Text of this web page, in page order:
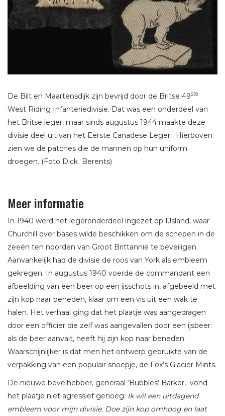
De Bilt en Maartensdijk zijn bevrijd door de Britse 49ste
West Riding Infanteriedivisie. Dat was een onderdeel van
het Britse leger, maar sinds augustus 1944 maakte deze
divisie deel uit van het Eerste Canadese Leger. Hierboven
zien we de patches die de mannen op hun uniform
droegen. (Foto Dick Berents)
Meer informatie
In 1940 werd het legeronderdeel ingezet op IJsland, waar
Churchill over bases wilde beschikken om de schepen in de
zeeën ten noorden van Groot Brittannië te beveiligen.
Aanvankelijk had de divisie de roos van York als embleem
gekregen. In augustus 1940 voerde de commandant een
afbeelding van een beer op een ijsschots in, afgebeeld met
zijn kop naar beneden, klaar om een vis uit een wak te
halen. Het verhaal ging dat het plaatje was aangedragen
door een officier die zelf was aangevallen door een ijsbeer:
als de beer aanvalt, heeft hij zijn kop naar beneden.
Waarschijnlijker is dat men het ontwerp gebruikte van de
verpakking van een populair snoepje, de Fox’s Glacier Mints.
De nieuwe bevelhebber, generaal ‘Bubbles’ Barker, vond
het plaatje niet agressief genoeg: Ik wil een uitdagend
embleem voor mijn divisie. Doe zijn kop omhoog en laat